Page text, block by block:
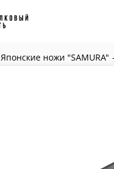
Японские ножи "SAMURA"